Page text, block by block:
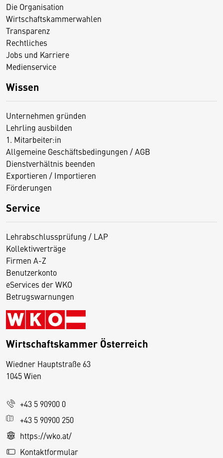
Die Organisation
Wirtschaftskammerwahlen
Transparenz
Rechtliches
Jobs und Karriere
Medienservice
Wissen
Unternehmen gründen
Lehrling ausbilden
1. Mitarbeiter:in
Allgemeine Geschäftsbedingungen / AGB
Dienstverhältnis beenden
Exportieren / Importieren
Förderungen
Service
Lehrabschlussprüfung / LAP
Kollektivverträge
Firmen A-Z
Benutzerkonto
eServices der WKO
Betrugswarnungen
Wirtschaftskammer Österreich
Wiedner Hauptstraße 63
1045 Wien
+43 5 90900 0
+43 5 90900 250
https://wko.at/
Kontaktformular
D
s
e
S
e